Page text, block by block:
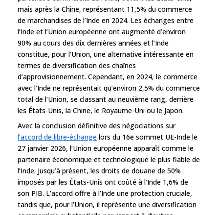
mais après la Chine, représentant 11,5% du commerce
de marchandises de l’Inde en 2024. Les échanges entre
l’Inde et l’Union européenne ont augmenté d’environ
90% au cours des dix dernières années et l’Inde
constitue, pour l’Union, une alternative intéressante en
termes de diversification des chaînes
d’approvisionnement. Cependant, en 2024, le commerce
avec l’Inde ne représentait qu’environ 2,5% du commerce
total de l’Union, se classant au neuvième rang, derrière
les États-Unis, la Chine, le Royaume-Uni ou le Japon.
Avec la conclusion définitive des négociations sur
l’accord de libre-échange lors du 16e sommet UE-Inde le
27 janvier 2026, l’Union européenne apparaît comme le
partenaire économique et technologique le plus fiable de
l’Inde. Jusqu’à présent, les droits de douane de 50%
imposés par les États-Unis ont coûté à l’Inde 1,6% de
son PIB. L’accord offre à l’Inde une protection cruciale,
tandis que, pour l’Union, il représente une diversification